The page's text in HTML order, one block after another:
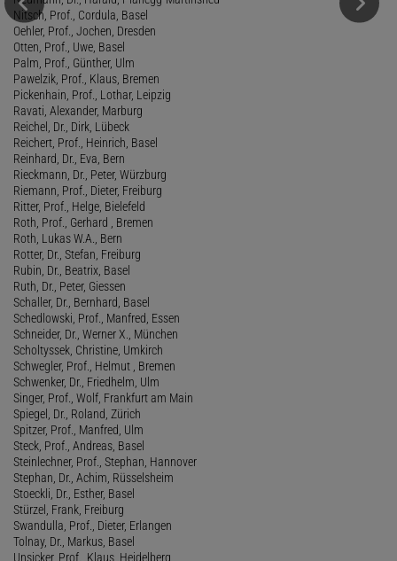
Nitsch, Prof., Cordula, Basel
Oehler, Prof., Jochen, Dresden
Otten, Prof., Uwe, Basel
Palm, Prof., Günther, Ulm
Pawelzik, Prof., Klaus, Bremen
Pickenhain, Prof., Lothar, Leipzig
Ravati, Alexander, Marburg
Reichel, Dr., Dirk, Lübeck
Reichert, Prof., Heinrich, Basel
Reinhard, Dr., Eva, Bern
Rieckmann, Dr., Peter, Würzburg
Riemann, Prof., Dieter, Freiburg
Ritter, Prof., Helge, Bielefeld
Roth, Prof., Gerhard , Bremen
Roth, Lukas W.A., Bern
Rotter, Dr., Stefan, Freiburg
Rubin, Dr., Beatrix, Basel
Ruth, Dr., Peter, Giessen
Schaller, Dr., Bernhard, Basel
Schedlowski, Prof., Manfred, Essen
Schneider, Dr., Werner X., München
Scholtyssek, Christine, Umkirch
Schwegler, Prof., Helmut , Bremen
Schwenker, Dr., Friedhelm, Ulm
Singer, Prof., Wolf, Frankfurt am Main
Spiegel, Dr., Roland, Zürich
Spitzer, Prof., Manfred, Ulm
Steck, Prof., Andreas, Basel
Steinlechner, Prof., Stephan, Hannover
Stephan, Dr., Achim, Rüsselsheim
Stoeckli, Dr., Esther, Basel
Stürzel, Frank, Freiburg
Swandulla, Prof., Dieter, Erlangen
Tolnay, Dr., Markus, Basel
Unsicker, Prof., Klaus, Heidelberg